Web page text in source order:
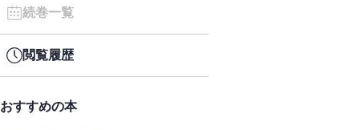
続巻一覧
閲覧履歴
おすすめの本